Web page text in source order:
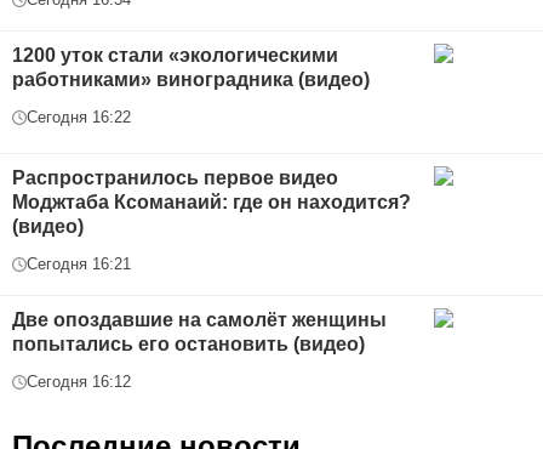
1200 уток стали «экологическими
работниками» виноградника (видео)
Сегодня 16:22
Распространилось первое видео
Моджтаба Ксоманаий: где он находится?
(видео)
Сегодня 16:21
Две опоздавшие на самолёт женщины
попытались его остановить (видео)
Сегодня 16:12